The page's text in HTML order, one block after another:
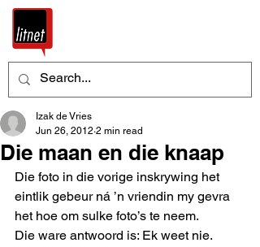
Die maan en die knaap
Izak de Vries
Jun 26, 2012 2 min read
Die foto in die vorige inskrywing het
eintlik gebeur ná ’n vriendin my gevra
het hoe om sulke foto’s te neem.
Die ware antwoord is: Ek weet nie.